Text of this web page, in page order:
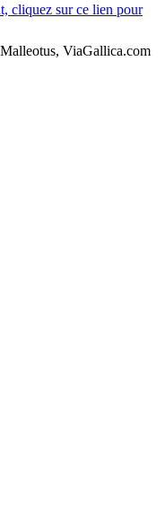
cliquez sur ce lien pour
ViaGallica.com